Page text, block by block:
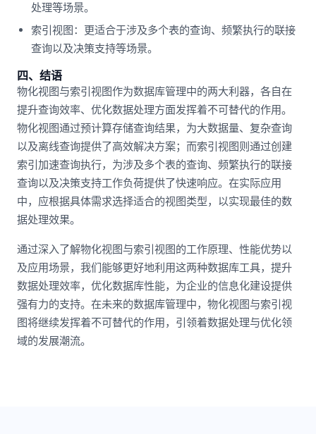
处理等场景。
索引视图：更适合于涉及多个表的查询、频繁执行的联接
查询以及决策支持等场景。
四、结语
物化视图与索引视图作为数据库管理中的两大利器，各自在
提升查询效率、优化数据处理方面发挥着不可替代的作用。
物化视图通过预计算存储查询结果，为大数据量、复杂查询
以及离线查询提供了高效解决方案；而索引视图则通过创建
索引加速查询执行，为涉及多个表的查询、频繁执行的联接
查询以及决策支持工作负荷提供了快速响应。在实际应用
中，应根据具体需求选择适合的视图类型，以实现最佳的数
据处理效果。
通过深入了解物化视图与索引视图的工作原理、性能优势以
及应用场景，我们能够更好地利用这两种数据库工具，提升
数据处理效率，优化数据库性能，为企业的信息化建设提供
强有力的支持。在未来的数据库管理中，物化视图与索引视
图将继续发挥着不可替代的作用，引领着数据处理与优化领
域的发展潮流。